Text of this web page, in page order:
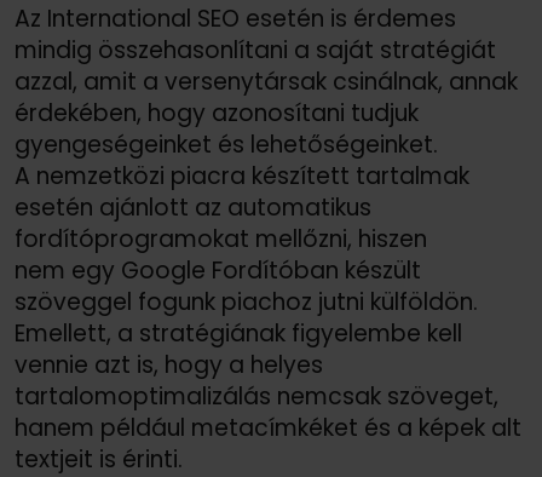
Az International SEO esetén is érdemes
mindig összehasonlítani a saját stratégiát
azzal, amit a versenytársak csinálnak, annak
érdekében, hogy azonosítani tudjuk
gyengeségeinket és lehetőségeinket.
A nemzetközi piacra készített tartalmak
esetén ajánlott az automatikus
fordítóprogramokat mellőzni, hiszen
nem egy Google Fordítóban készült
szöveggel fogunk piachoz jutni külföldön.
Emellett, a stratégiának figyelembe kell
vennie azt is, hogy a helyes
tartalomoptimalizálás nemcsak szöveget,
hanem például metacímkéket és a képek alt
textjeit is érinti.